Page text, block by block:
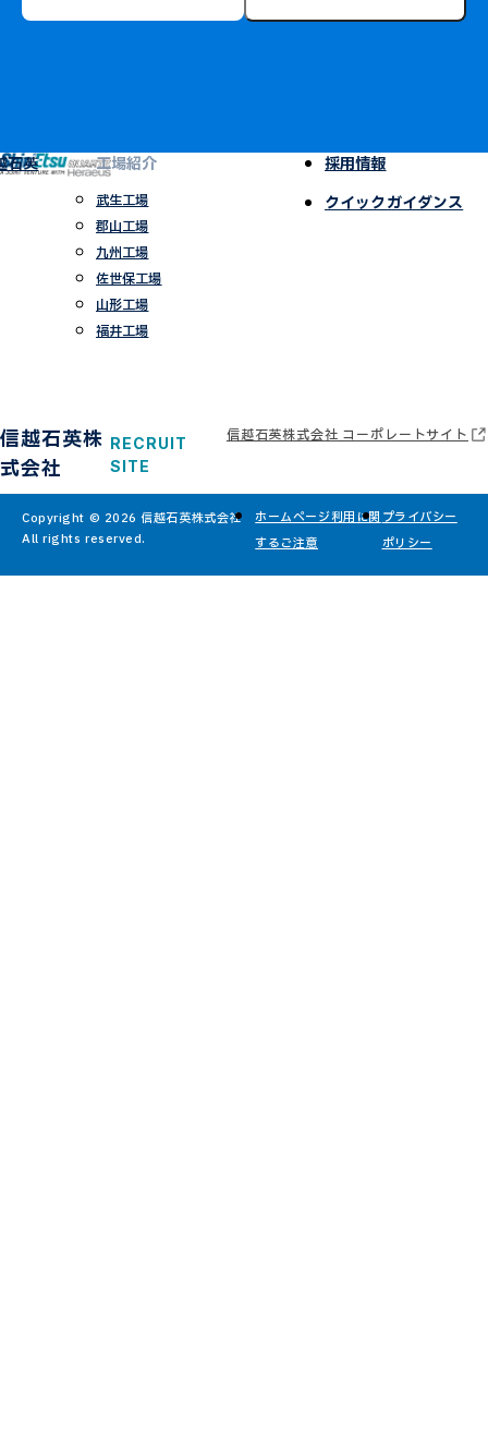
石英 工場紹介
武生工場
郡山工場
九州工場
佐世保工場
山形工場
福井工場
採用情報
クイックガイダンス
信越石英株
式会社
RECRUIT
SITE
信越石英株式会社 コーポレートサイト
Copyright © 2026 信越石英株式会社
All rights reserved.
ホームページ利用に関
するご注意
プライバシー
ポリシー